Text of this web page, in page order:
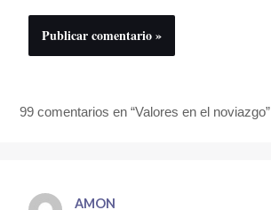
99 comentarios en “Valores en el noviazgo”
AMON